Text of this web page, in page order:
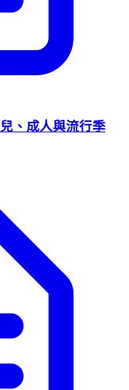
、成人與流行季